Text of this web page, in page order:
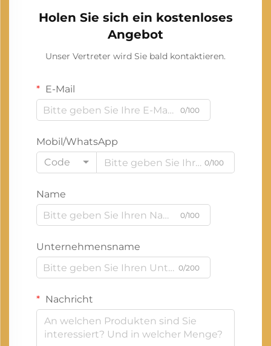
Holen Sie sich ein kostenloses
Angebot
Unser Vertreter wird Sie bald kontaktieren.
E-Mail
0/100
Mobil/WhatsApp
Code
0/100
Name
0/100
Unternehmensname
0/200
Nachricht